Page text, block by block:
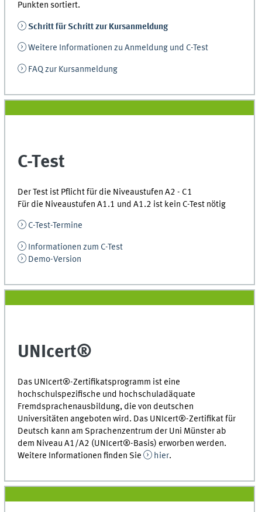
Punkten sortiert.
Schritt für Schritt zur Kursanmeldung
Weitere Informationen zu Anmeldung und C-Test
FAQ zur Kursanmeldung
C-Test
Der Test ist Pflicht für die Niveaustufen A2 - C1
Für die Niveaustufen A1.1 und A1.2 ist kein C-Test nötig
C-Test-Termine
Informationen zum C-Test
Demo-Version
UNIcert®
Das UNIcert®-Zertifikatsprogramm ist eine
hochschulspezifische und hochschuladäquate
Fremdsprachenausbildung, die von deutschen
Universitäten angeboten wird. Das UNIcert®-Zertifikat für
Deutsch kann am Sprachenzentrum der Uni Münster ab
dem Niveau A1/A2 (UNIcert®-Basis) erworben werden.
Weitere Informationen finden Sie
hier.